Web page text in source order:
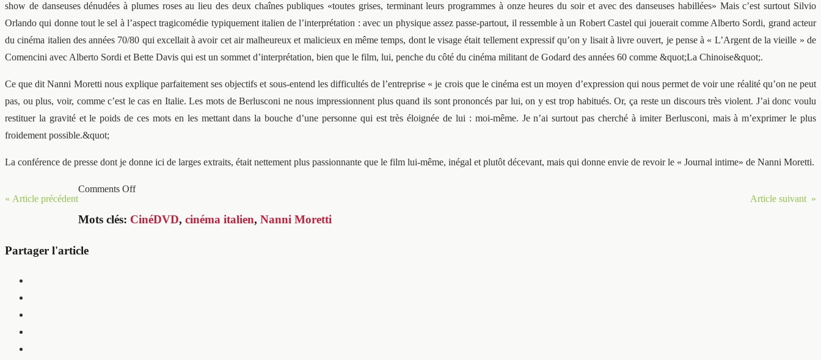
show de danseuses dénudées à plumes roses au lieu des deux chaînes publiques «toutes grises, terminant leurs programmes à onze heures du soir et avec des danseuses habillées» Mais c’est surtout Silvio
Orlando qui donne tout le sel à l’aspect tragicomédie typiquement italien de l’interprétation : avec un physique assez passe-partout, il ressemble à un Robert Castel qui jouerait comme Alberto Sordi, grand acteur
du cinéma italien des années 70/80 qui excellait à avoir cet air malheureux et malicieux en même temps, dont le visage était tellement expressif qu’on y lisait à livre ouvert, je pense à « L’Argent de la vieille » de
Comencini avec Alberto Sordi et Bette Davis qui est un sommet d’interprétation, bien que le film, lui, penche du côté du cinéma militant de Godard des années 60 comme &quot;La Chinoise&quot;.
Ce que dit Nanni Moretti nous explique parfaitement ses objectifs et sous-entend les difficultés de l’entreprise « je crois que le cinéma est un moyen d’expression qui nous permet de voir une réalité qu’on ne peut
pas, ou plus, voir, comme c’est le cas en Italie. Les mots de Berlusconi ne nous impressionnent plus quand ils sont prononcés par lui, on y est trop habitués. Or, ça reste un discours très violent. J’ai donc voulu
restituer la gravité et le poids de ces mots en les mettant dans la bouche d’une personne qui est très éloignée de lui : moi-même. Je n’ai surtout pas cherché à imiter Berlusconi, mais à m’exprimer le plus
froidement possible.&quot;
La conférence de presse dont je donne ici de larges extraits, était nettement plus passionnante que le film lui-même, inégal et plutôt décevant, mais qui donne envie de revoir le « Journal intime» de Nanni Moretti.
« Article précédent Article suivant »
Comments Off
Mots clés: CinéDVD, cinéma italien, Nanni Moretti
Partager l'article